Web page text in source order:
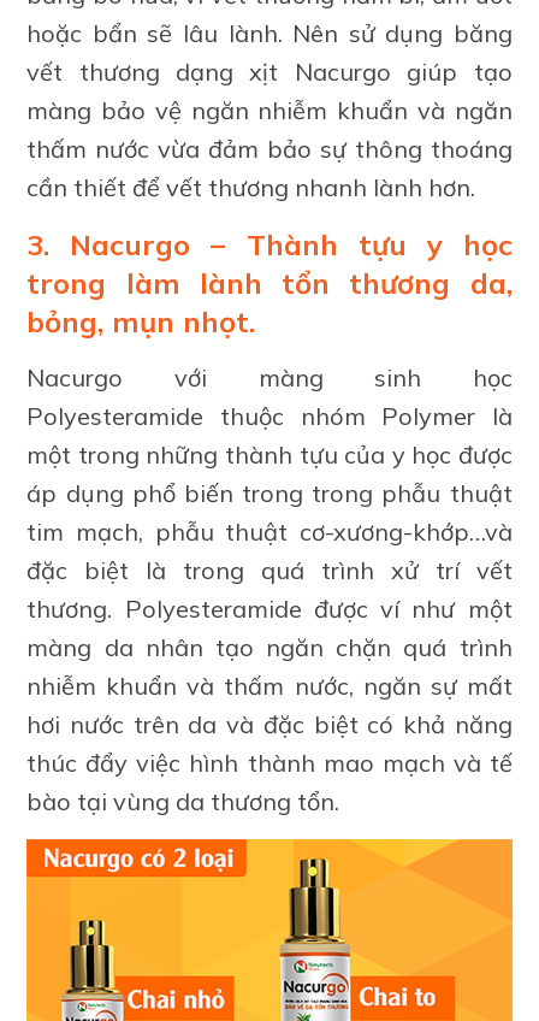
hoặc bẩn sẽ lâu lành. Nên sử dụng băng
vết thương dạng xịt Nacurgo giúp tạo
màng bảo vệ ngăn nhiễm khuẩn và ngăn
thấm nước vừa đảm bảo sự thông thoáng
cần thiết để vết thương nhanh lành hơn.
3. Nacurgo – Thành tựu y học
trong làm lành tổn thương da,
bỏng, mụn nhọt.
Nacurgo với màng sinh học
Polyesteramide thuộc nhóm Polymer là
một trong những thành tựu của y học được
áp dụng phổ biến trong trong phẫu thuật
tim mạch, phẫu thuật cơ-xương-khớp…và
đặc biệt là trong quá trình xử trí vết
thương. Polyesteramide được ví như một
màng da nhân tạo ngăn chặn quá trình
nhiễm khuẩn và thấm nước, ngăn sự mất
hơi nước trên da và đặc biệt có khả năng
thúc đẩy việc hình thành mao mạch và tế
bào tại vùng da thương tổn.